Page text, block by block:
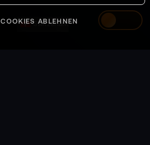
Switzerland
COOKIES ABLEHNEN